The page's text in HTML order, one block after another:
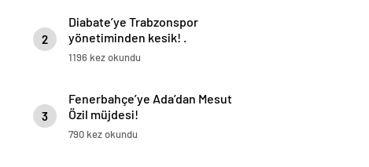
2
Diabate’ye Trabzonspor
yönetiminden kesik! .
1196 kez okundu
3
Fenerbahçe’ye Ada’dan Mesut
Özil müjdesi!
790 kez okundu